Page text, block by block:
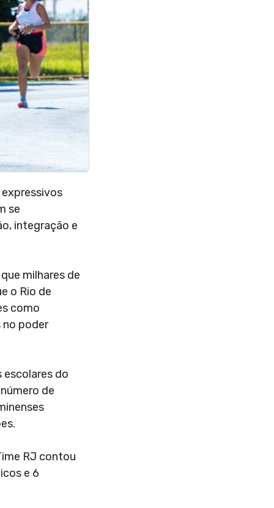
se
integração e
milhares de
o Rio de
como
no poder
do
de
RJ contou
e 6